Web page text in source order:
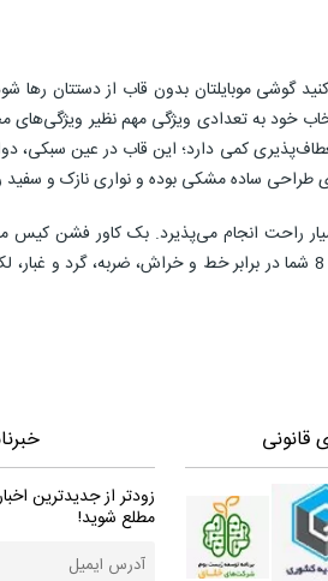
کنید گوشی موبایلتان بدون قاب از
خود به تعدادی ویژگی مهم نظیر
جای‌گیری فلش، ماژول دوربین و سنسور اثر‌انگشت بهره‌گیری شده است. این قاب گوشی
قانونی
زودتر از جدیدترین
مطلع شوید!